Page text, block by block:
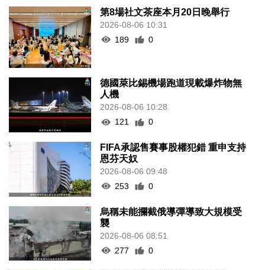
第8場社文茶座本月20日晚舉行
2026-08-06 10:31
189
0
德國萊比錫機場跑道現載爆炸物無
人機
2026-08-06 10:28
121
0
FIFA承認售賽事股權犯錯 重申支持
恩芬天奴
2026-08-06 09:48
253
0
烏稱未能攔截俄導彈導致大規模受
襲
2026-08-06 08:51
277
0